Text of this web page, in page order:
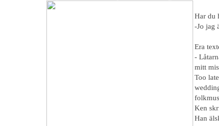
Har du
-Jo jag
Era
-
mitt
Too
Ken
Han